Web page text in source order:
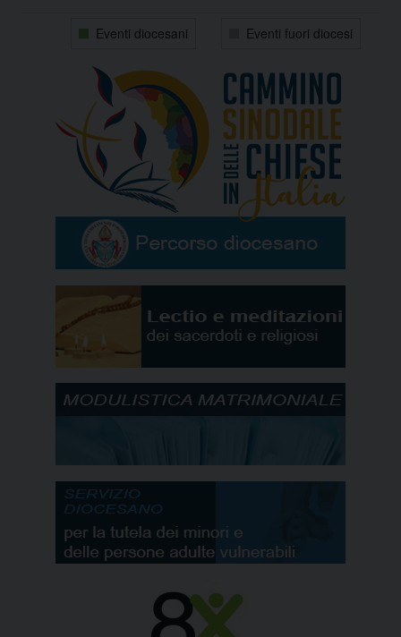
Eventi diocesani Eventi fuori diocesi